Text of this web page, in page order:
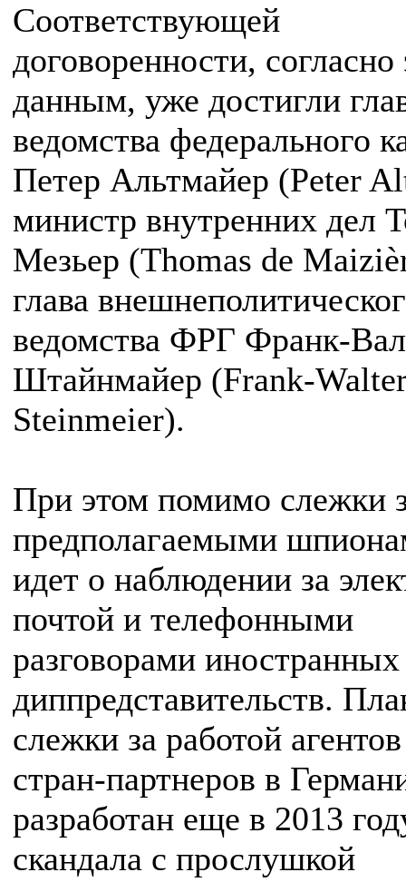
Соответствующей
договоренности,
данным, уже достигли
ведомства федерального
Петер Альтмайер (Peter
министр внутренних дел
Мезьер (Thomas de
глава
ведомства ФРГ Франк-
Штайнмайер (Frank-
Steinmeier).
При этом помимо слежки
предполагаемыми
идет о наблюдении за
почтой и телефонными
разговорами иностранных
диппредставительств.
слежки за работой
стран-партнеров в
разработан еще в 2013
скандала с прослушкой